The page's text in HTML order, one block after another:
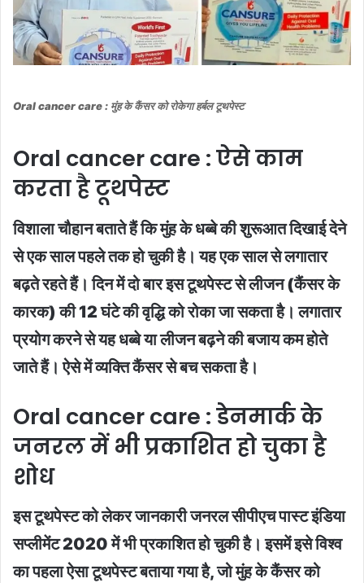
Oral cancer care : मुंह के कैंसर को रोकेगा हर्बल टूथपेस्ट
Oral cancer care : ऐसे काम
करता है टूथपेस्ट
विशाला चौहान बताते हैं कि मुंह के धब्बे की शुरूआत दिखाई देने
से एक साल पहले तक हो चुकी है। यह एक साल से लगातार
बढ़ते रहते हैं। दिन में दो बार इस टूथपेस्ट से लीजन (कैंसर के
कारक) की 12 घंटे की वृद्धि को रोका जा सकता है। लगातार
प्रयोग करने से यह धब्बे या लीजन बढ़ने की बजाय कम होते
जाते हैं। ऐसे में व्यक्ति कैंसर से बच सकता है।
Oral cancer care : डेनमार्क के
जनरल में भी प्रकाशित हो चुका है
शोध
इस टूथपेस्ट को लेकर जानकारी जनरल सीपीएच पास्ट इंडिया
सप्लीमेंट 2020 में भी प्रकाशित हो चुकी है। इसमें इसे विश्व
का पहला ऐसा टूथपेस्ट बताया गया है, जो मुंह के कैंसर को